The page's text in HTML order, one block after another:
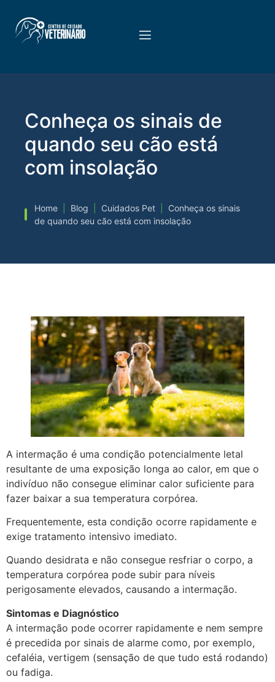
Conheça os sinais de
quando seu cão está
com insolação
Home Blog Cuidados Pet
Conheça os sinais
de quando seu cão está com insolação
A intermação é uma condição potencialmente letal
resultante de uma exposição longa ao calor, em que o
indivíduo não consegue eliminar calor suficiente para
fazer baixar a sua temperatura corpórea.
Frequentemente, esta condição ocorre rapidamente e
exige tratamento intensivo imediato.
Quando desidrata e não consegue resfriar o corpo, a
temperatura corpórea pode subir para níveis
perigosamente elevados, causando a intermação.
Sintomas e Diagnóstico
A intermação pode ocorrer rapidamente e nem sempre
é precedida por sinais de alarme como, por exemplo,
cefaléia, vertigem (sensação de que tudo está rodando)
ou fadiga.